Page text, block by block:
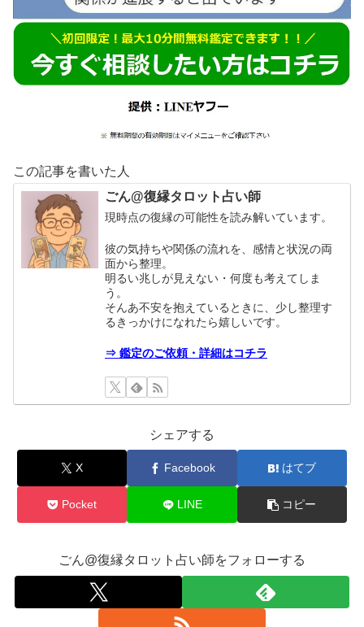
この記事を書いた人
ごん@復縁タロット占い師
現時点の復縁の可能性を読み解いています。
彼の気持ちや関係の流れを、感情と状況の両
面から整理。
明るい兆しが見えない・何度も考えてしま
う。
そんあ不安を抱えているときに、少し整理す
るきっかけになれたら嬉しいです。
⇒ 鑑定のご依頼・詳細はコチラ
シェアする
X Facebook はてブ
Pocket LINE コピー
ごん@復縁タロット占い師をフォローする